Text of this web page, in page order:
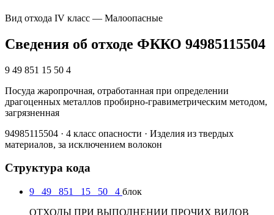
Вид отхода IV класс — Малоопасные
Сведения об отходе ФККО 94985115504
9 49 851 15 50 4
Посуда жаропрочная, отработанная при определении
драгоценных металлов пробирно-гравиметрическим методом,
загрязненная
94985115504 · 4 класс опасности · Изделия из твердых
материалов, за исключением волокон
Структура кода
9 49 851 15 50 4 блок
ОТХОДЫ ПРИ ВЫПОЛНЕНИИ ПРОЧИХ ВИДОВ